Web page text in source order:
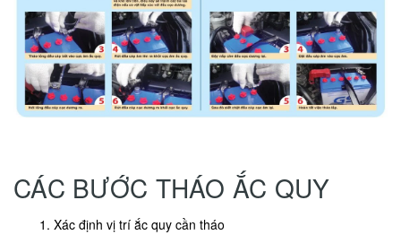
CÁC BƯỚC THÁO ẮC QUY
Xác định vị trí ắc quy cần tháo